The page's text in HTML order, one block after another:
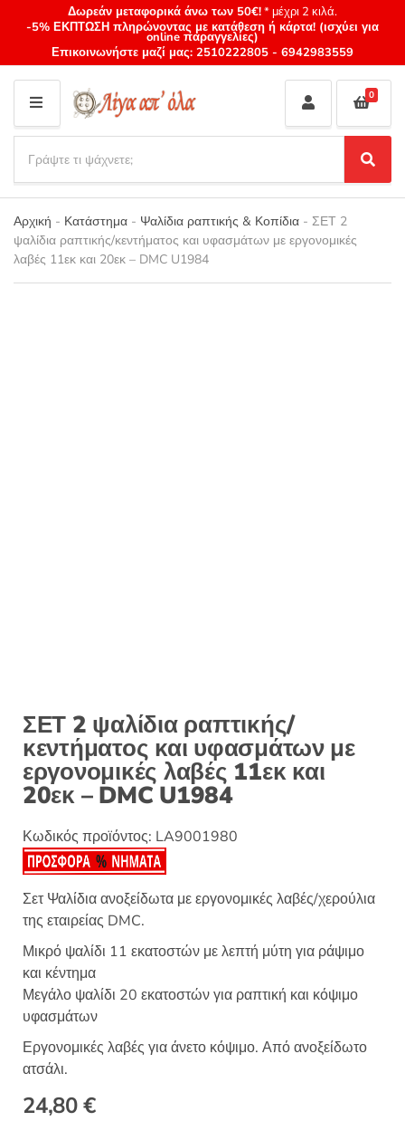
Δωρεάν μεταφορικά άνω των 50€!* μέχρι 2 κιλά.
-5% ΕΚΠΤΩΣΗ πληρώνοντας με κατάθεση ή κάρτα! (ισχύει για
online παραγγελίες)
Επικοινωνήστε μαζί μας: 2510222805 - 6942983559
M
E
N
U
Category
name
a
r
c
h
p
r
S
e
a
0
Αρχική - Κατάστημα - Ψαλίδια ραπτικής & Κοπίδια - ΣΕΤ 2
ψαλίδια ραπτικής/κεντήματος και υφασμάτων με εργονομικές
λαβές 11εκ και 20εκ – DMC U1984
ΣΕΤ 2 ψαλίδια ραπτικής/
κεντήματος και υφασμάτων με
εργονομικές λαβές 11εκ και
20εκ – DMC U1984
Κωδικός προϊόντος: LA9001980
Σετ Ψαλίδια ανοξείδωτα με εργονομικές λαβές/χερούλια
της εταιρείας DMC.
Μικρό ψαλίδι 11 εκατοστών με λεπτή μύτη για ράψιμο
και κέντημα
Μεγάλο ψαλίδι 20 εκατοστών για ραπτική και κόψιμο
υφασμάτων
Εργονομικές λαβές για άνετο κόψιμο. Από ανοξείδωτο
ατσάλι.
24,80€